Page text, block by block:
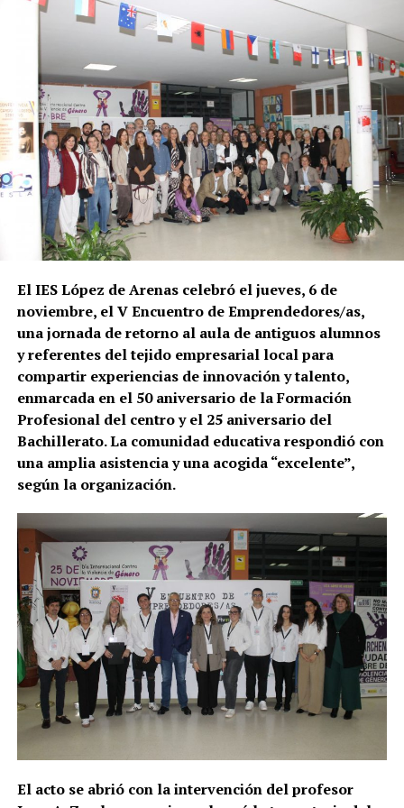
El IES López de Arenas celebró el jueves, 6 de
noviembre, el V Encuentro de Emprendedores/as,
una jornada de retorno al aula de antiguos alumnos
y referentes del tejido empresarial local para
compartir experiencias de innovación y talento,
enmarcada en el 50 aniversario de la Formación
Profesional del centro y el 25 aniversario del
Bachillerato. La comunidad educativa respondió con
una amplia asistencia y una acogida “excelente”,
según la organización.
El acto se abrió con la intervención del profesor